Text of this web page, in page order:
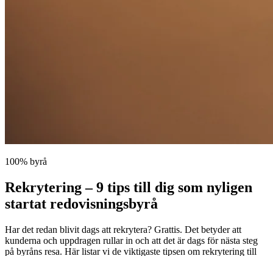
100% byrå
Rekrytering – 9 tips till dig som nyligen
startat redovisningsbyrå
Har det redan blivit dags att rekrytera? Grattis. Det betyder att
kunderna och uppdragen rullar in och att det är dags för nästa steg
på byråns resa. Här listar vi de viktigaste tipsen om rekrytering till